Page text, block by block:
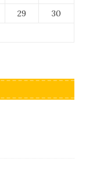
29
30